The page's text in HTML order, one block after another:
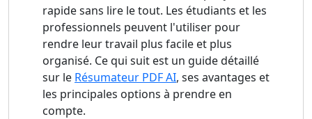
rapide sans lire le tout. Les étudiants et les
professionnels peuvent l'utiliser pour
rendre leur travail plus facile et plus
organisé. Ce qui suit est un guide détaillé
sur le Résumateur PDF AI, ses avantages et
les principales options à prendre en
compte.